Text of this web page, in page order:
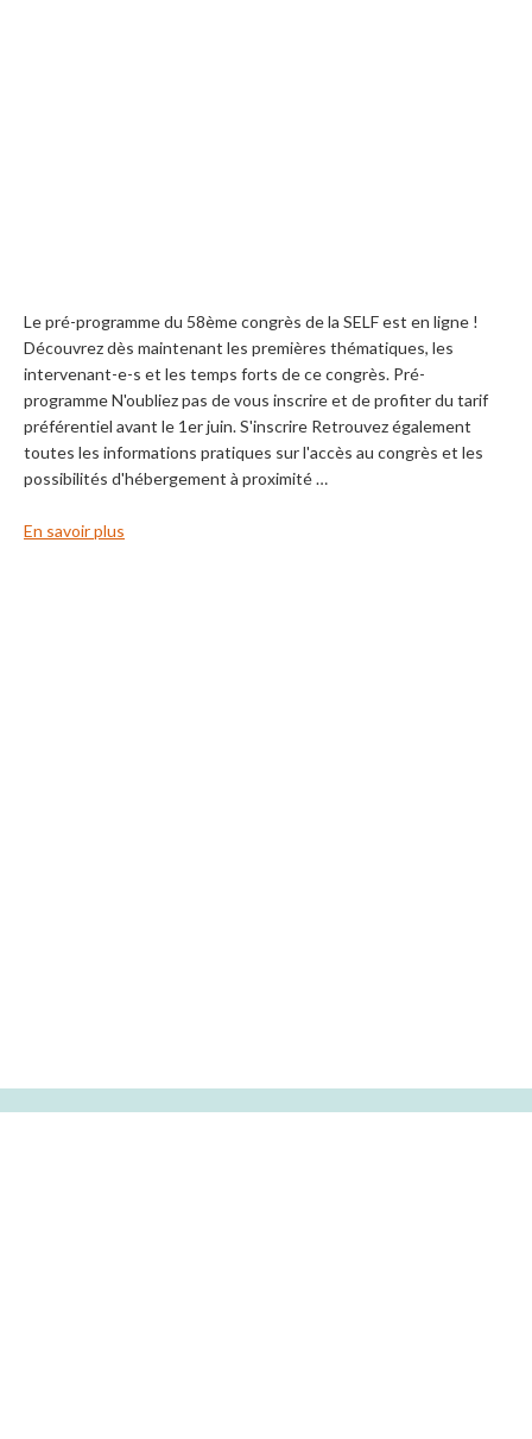
Le pré-programme du 58ème congrès de la SELF est en ligne !
Découvrez dès maintenant les premières thématiques, les
intervenant-e-s et les temps forts de ce congrès. Pré-
programme N'oubliez pas de vous inscrire et de profiter du tarif
préférentiel avant le 1er juin. S'inscrire Retrouvez également
toutes les informations pratiques sur l'accès au congrès et les
possibilités d'hébergement à proximité …
En savoir plus